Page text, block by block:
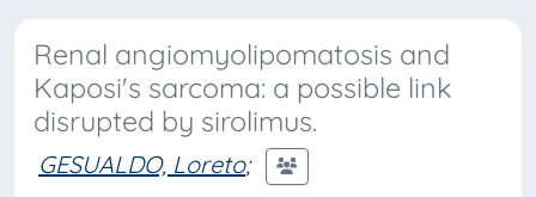
Renal angiomyolipomatosis and
Kaposi's sarcoma: a possible link
disrupted by sirolimus.
GESUALDO, Loreto;